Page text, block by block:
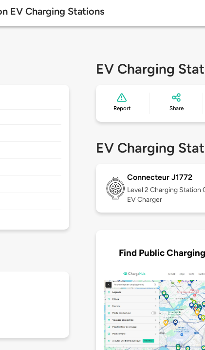
EV Charging Stations
EV Charging
Report Share
EV Charging
Connecteur J1772
Level 2 Charging Station
EV Charger
Find Public